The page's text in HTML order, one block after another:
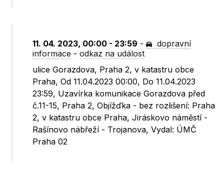
11. 04. 2023, 00:00 - 23:59 -
dopravní
informace -odkaz na událost
ulice Gorazdova, Praha 2, v katastru obce
Praha, Od 11.04.2023 00:00, Do 11.04.2023
23:59, Uzavírka komunikace Gorazdova před
č.11-15, Praha 2, Objížďka - bez rozlišení: Praha
2, v katastru obce Praha, Jiráskovo náměstí -
Rašínovo nábřeží - Trojanova, Vydal: ÚMČ
Praha 02